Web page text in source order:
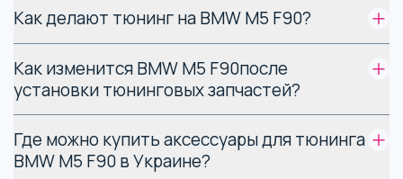
Особенности различных
видов запчастей BMW M5
F90
специализированными производителями, такими как
Garrett и Akrapovič.
Как делают тюнинг на BMW M5 F90?
Как изменится BMW M5 F90после
установки тюнинговых запчастей?
Где можно купить аксессуары для тюнинга
BMW M5 F90 в Украине?